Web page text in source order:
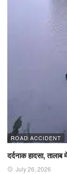
ROAD ACCIDENT
दर्दनाक हादसा,
July 26, 2026